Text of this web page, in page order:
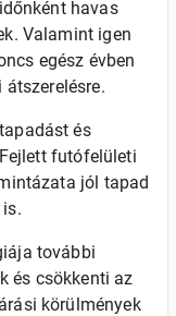
havas
Valamint igen
egész évben
és
futófelületi
jól tapad
további
és csökkenti az
körülmények